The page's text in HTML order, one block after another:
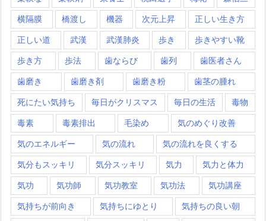
横隔膜 橋渡し 機器 次元上昇 正しい生き方
正しい道 武漢 武漢肺炎 歩き 歩きやすい靴
歩き方 歩法 歯ならび 歯列 歯医者さん
歯磨き 歯磨き剤 歯磨き粉 歯茎の腫れ
死にたい気持ち 毎日がクリスマス 毎日の生活 毒物
毒素 毒素排出 毛染め 気のめぐり改善
気のエネルギー 気の流れ 気の流れを良くする
気分もスッキリ 気分スッキリ 気力 気力と体力
気功 気功師 気功教室 気功法 気功講座
気持ちが前向き 気持ちにゆとり 気持ちの良い朝